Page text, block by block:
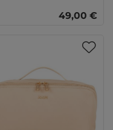
49,00 €